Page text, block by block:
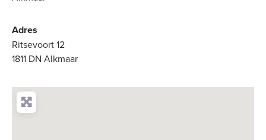
Adres
Ritsevoort 12
1811 DN Alkmaar